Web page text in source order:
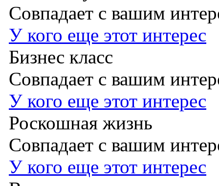
Совпадает с вашим
У кого еще этот интерес
Бизнес класс
Совпадает с вашим
У кого еще этот интерес
Роскошная жизнь
Совпадает с вашим
У кого еще этот интерес